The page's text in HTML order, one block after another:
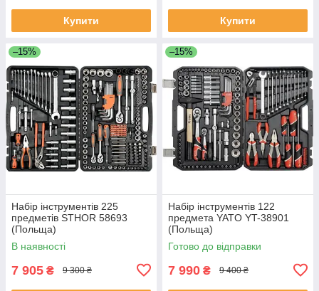
Купити Купити
–15%
Набір інструментів 225
предметів STHOR 58693
(Польща)
В наявності
7 905 ₴ 9 300 ₴
–15%
Набір інструментів 122
предмета YATO YT-38901
(Польща)
Готово до відправки
7 990 ₴ 9 400 ₴